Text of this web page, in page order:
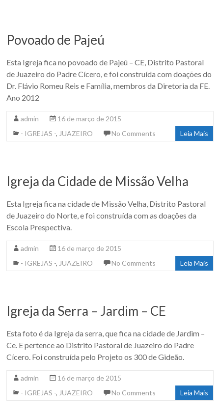
Povoado de Pajeú
Esta Igreja fica no povoado de Pajeú – CE, Distrito Pastoral
de Juazeiro do Padre Cícero, e foi construída com doações do
Dr. Flávio Romeu Reis e Família, membros da Diretoria da FE.
Ano 2012
admin
16 de março de 2015
- IGREJAS -, JUAZEIRO No Comments Leia Mais
Igreja da Cidade de Missão Velha
Esta Igreja fica na cidade de Missão Velha, Distrito Pastoral
de Juazeiro do Norte, e foi construída com as doações da
Escola Prespectiva.
admin
16 de março de 2015
- IGREJAS -, JUAZEIRO No Comments Leia Mais
Igreja da Serra – Jardim – CE
Esta foto é da Igreja da serra, que fica na cidade de Jardim –
Ce. E pertence ao Distrito Pastoral de Juazeiro do Padre
Cícero. Foi construída pelo Projeto os 300 de Gideão.
admin
16 de março de 2015
- IGREJAS -, JUAZEIRO No Comments Leia Mais